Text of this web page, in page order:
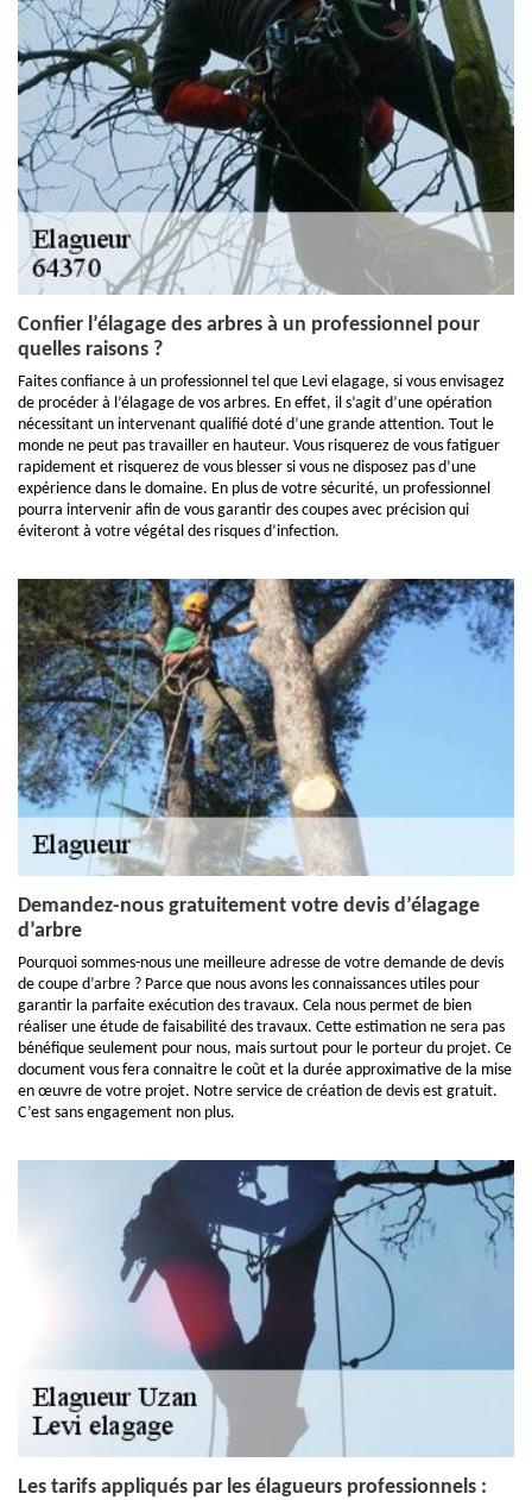
Confier l’élagage des arbres à un professionnel pour
quelles raisons ?
Faites confiance à un professionnel tel que Levi elagage, si vous envisagez
de procéder à l’élagage de vos arbres. En effet, il s’agit d’une opération
nécessitant un intervenant qualifié doté d’une grande attention. Tout le
monde ne peut pas travailler en hauteur. Vous risquerez de vous fatiguer
rapidement et risquerez de vous blesser si vous ne disposez pas d’une
expérience dans le domaine. En plus de votre sécurité, un professionnel
pourra intervenir afin de vous garantir des coupes avec précision qui
éviteront à votre végétal des risques d’infection.
Demandez-nous gratuitement votre devis d’élagage
d’arbre
Pourquoi sommes-nous une meilleure adresse de votre demande de devis
de coupe d’arbre ? Parce que nous avons les connaissances utiles pour
garantir la parfaite exécution des travaux. Cela nous permet de bien
réaliser une étude de faisabilité des travaux. Cette estimation ne sera pas
bénéfique seulement pour nous, mais surtout pour le porteur du projet. Ce
document vous fera connaitre le coût et la durée approximative de la mise
en œuvre de votre projet. Notre service de création de devis est gratuit.
C’est sans engagement non plus.
Les tarifs appliqués par les élagueurs professionnels :